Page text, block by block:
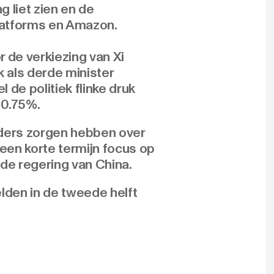
liet zien en de
en Amazon.
de verkiezing van Xi
als derde minister
de politiek flinke druk
zorgen hebben over
korte termijn focus op
regering van China.
in de tweede helft